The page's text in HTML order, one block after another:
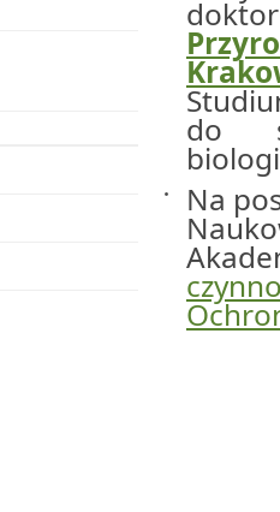
do
Na